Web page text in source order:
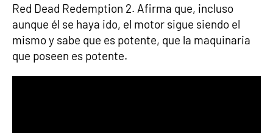
Red Dead Redemption 2. Afirma que, incluso
aunque él se haya ido, el motor sigue siendo el
mismo y sabe que es potente, que la maquinaria
que poseen es potente.